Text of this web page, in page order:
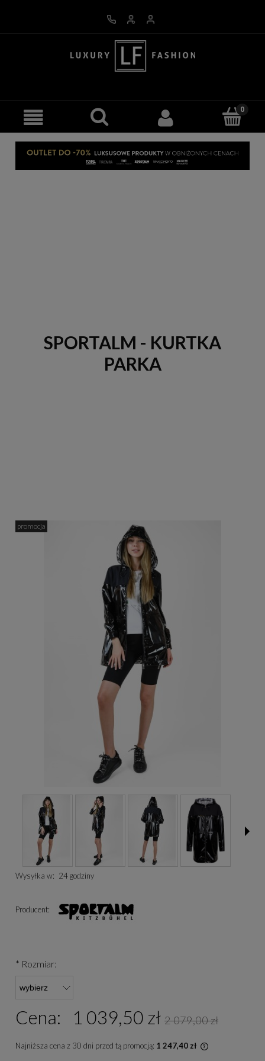
SPORTALM - KURTKA
PARKA
promocja
Wysyłka w: 24 godziny
Producent:
* Rozmiar:
Cena: 1 039,50 zł 2 079,00 zł
Najniższa cena z 30 dni przed tą promocją: 1 247,40 zł